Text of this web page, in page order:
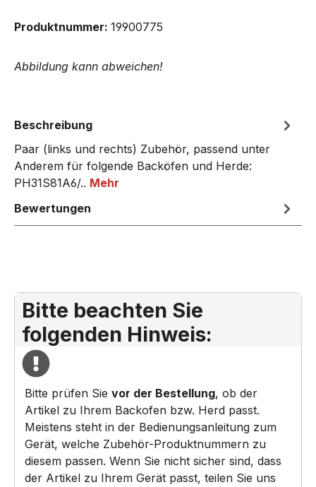
Produktnummer: 19900775
Abbildung kann abweichen!
Beschreibung
Paar (links und rechts) Zubehör, passend unter
Anderem für folgende Backöfen und Herde:
PH31S81A6/.. Mehr
Bewertungen
Bitte beachten Sie
folgenden Hinweis:
Bitte prüfen Sie vor der Bestellung, ob der
Artikel zu Ihrem Backofen bzw. Herd passt.
Meistens steht in der Bedienungsanleitung zum
Gerät, welche Zubehör-Produktnummern zu
diesem passen. Wenn Sie nicht sicher sind, dass
der Artikel zu Ihrem Gerät passt, teilen Sie uns